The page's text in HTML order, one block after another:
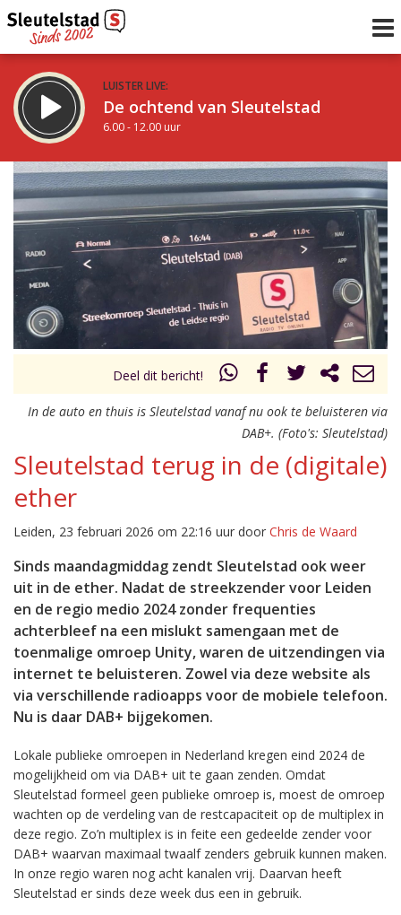
LUISTER LIVE:
De ochtend van Sleutelstad
6.00 - 12.00 uur
STRAKS:
De middag van Sleutelstad
12.00 - 18.00 uur
Vorig uur
uur 1 van 0 Volgend uur
Deel dit bericht!
In de auto en thuis is Sleutelstad vanaf nu ook te beluisteren via
DAB+. (Foto's: Sleutelstad)
Sleutelstad terug in de (digitale)
ether
Leiden, 23 februari 2026 om 22:16 uur door Chris de Waard
Sinds maandagmiddag zendt Sleutelstad ook weer
uit in de ether. Nadat de streekzender voor Leiden
en de regio medio 2024 zonder frequenties
achterbleef na een mislukt samengaan met de
toenmalige omroep Unity, waren de uitzendingen via
internet te beluisteren. Zowel via deze website als
via verschillende radioapps voor de mobiele telefoon.
Nu is daar DAB+ bijgekomen.
Lokale publieke omroepen in Nederland kregen eind 2024 de
mogelijkheid om via DAB+ uit te gaan zenden. Omdat
Sleutelstad formeel geen publieke omroep is, moest de omroep
wachten op de verdeling van de restcapaciteit op de multiplex in
deze regio. Zo’n multiplex is in feite een gedeelde zender voor
DAB+ waarvan maximaal twaalf zenders gebruik kunnen maken.
In onze regio waren nog acht kanalen vrij. Daarvan heeft
Sleutelstad er sinds deze week dus een in gebruik.